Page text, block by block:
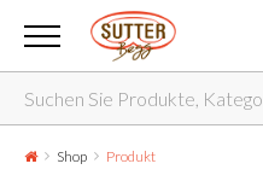
Shop Produkt